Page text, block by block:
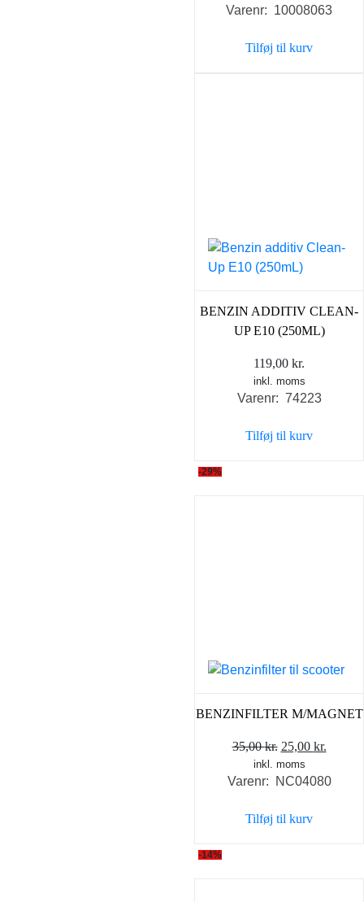
Varenr: 10008063
Tilføj til kurv
BENZIN ADDITIV CLEAN-
UP E10 (250ML)
119,00 kr.
inkl. moms
Varenr: 74223
Tilføj til kurv
-29%
BENZINFILTER M/MAGNET
35,00kr. Den
oprindelige
pris
35,00 kr..
25,00 kr.
pris
inkl. moms
Varenr: NC04080
Tilføj til kurv
-14%